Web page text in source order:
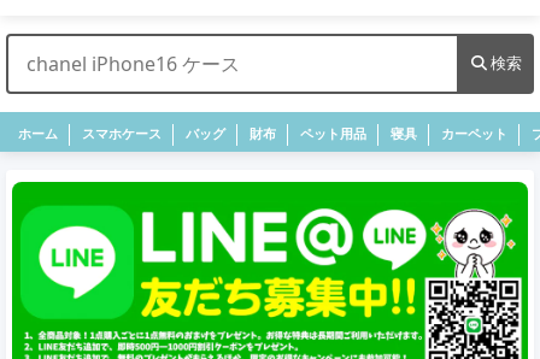
検索
ホーム スマホケース バッグ 財布 ペット用品 寝具 カーペット